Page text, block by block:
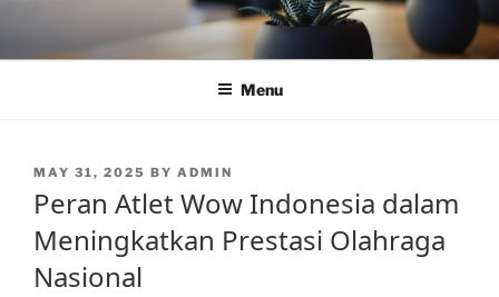
content
Menu
POSTED
MAY 31, 2025 BY ADMIN
Peran Atlet Wow Indonesia dalam
Meningkatkan Prestasi Olahraga
Nasional